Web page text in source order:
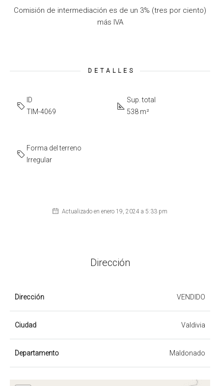
Comisión de intermediación es de un 3% (tres por ciento)
más IVA
DETALLES
ID
TIM-4069
Sup. total
538 m²
Forma del terreno
Irregular
Actualizado en enero 19, 2024 a 5:33 pm
Dirección
Dirección VENDIDO
Ciudad Valdivia
Departamento Maldonado